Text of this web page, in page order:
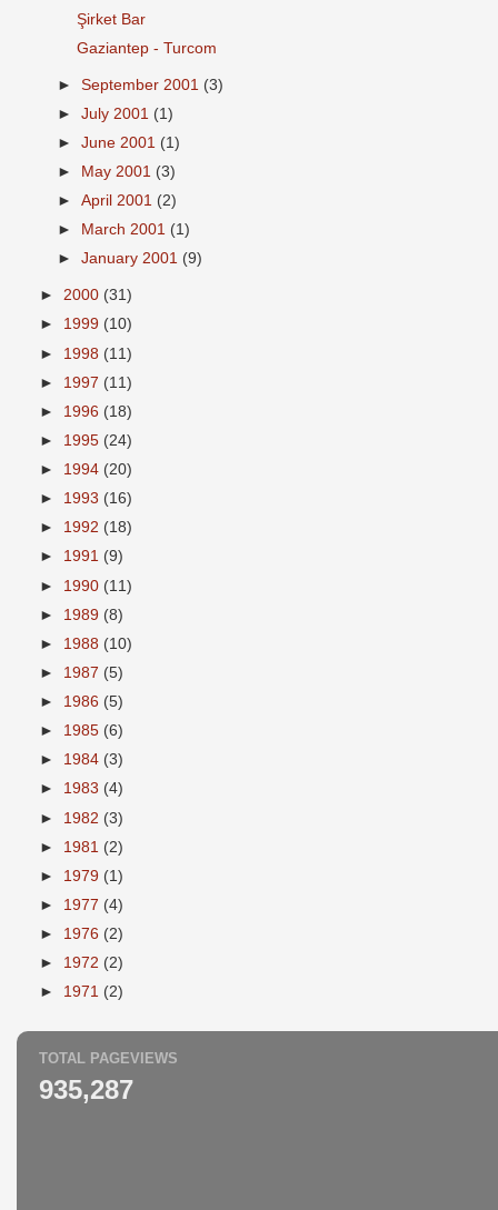
Şirket Bar
Gaziantep - Turcom
►September 2001 (3)
►July 2001 (1)
►June 2001 (1)
►
May 2001 (3)
►April 2001 (2)
►
March 2001 (1)
►January 2001 (9)
► 2000 (31)
► 1999 (10)
► 1998 (11)
► 1997 (11)
► 1996 (18)
► 1995 (24)
► 1994 (20)
► 1993 (16)
► 1992 (18)
► 1991 (9)
► 1990 (11)
► 1989 (8)
► 1988 (10)
► 1987 (5)
► 1986 (5)
► 1985 (6)
► 1984 (3)
► 1983 (4)
► 1982 (3)
► 1981 (2)
► 1979 (1)
► 1977 (4)
► 1976 (2)
► 1972 (2)
► 1971 (2)
TOTAL PAGEVIEWS
935,287